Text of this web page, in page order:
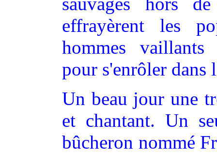
effrayèrent les
hommes
pour s'enrôler dans
Un beau jour une
et chantant. Un
bûcheron nommé